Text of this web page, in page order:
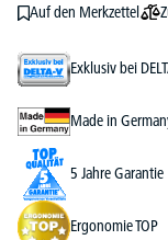
Auf den Merkzettel
Exklusiv bei
Made in
5 Jahre Garantie
Ergonomie TOP